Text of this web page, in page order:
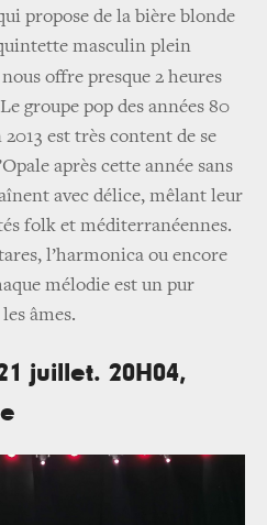
propose de la bière blonde
masculin plein
nous offre presque 2 heures
groupe pop des années 80
est très content de se
après cette année sans
avec délice, mêlant leur
folk et méditerranéennes.
l’harmonica ou encore
mélodie est un pur
âmes.
juillet. 20H04,